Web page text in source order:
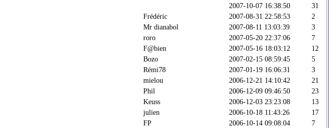
2007-10-07 16:38:50
31
Frédéric 2007-08-31 22:58:53
2
Mr dianabol 2007-08-11 13:03:39
3
roro 2007-05-20 22:37:06
7
F@bien 2007-05-16 18:03:12
12
Bozo 2007-02-15 08:59:45
5
Rémi78 2007-01-19 16:06:31
3
mielou 2006-12-21 14:10:42
21
Phil 2006-12-09 09:46:50
23
Keuss 2006-12-03 23:23:08
13
julien 2006-10-18 11:43:26
17
FP 2006-10-14 09:08:04
7